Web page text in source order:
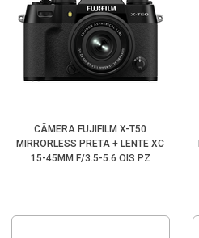
CÂMERA FUJIFILM X-T50
MIRRORLESS PRETA + LENTE XC
15-45MM F/3.5-5.6 OIS PZ